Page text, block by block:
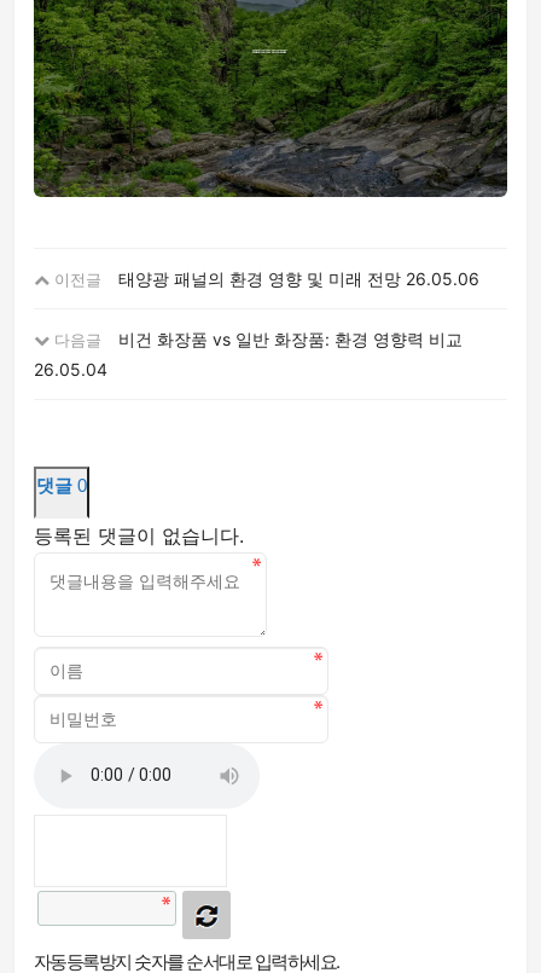
이전글 태양광 패널의 환경 영향 및 미래 전망 26.05.06
다음글
비건 화장품 vs 일반 화장품: 환경 영향력 비교
26.05.04
댓글 0
등록된 댓글이 없습니다.
자동등록방지 숫자를 순서대로 입력하세요.